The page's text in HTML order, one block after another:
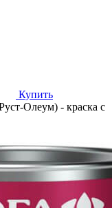
Купить
Олеум) - краска с